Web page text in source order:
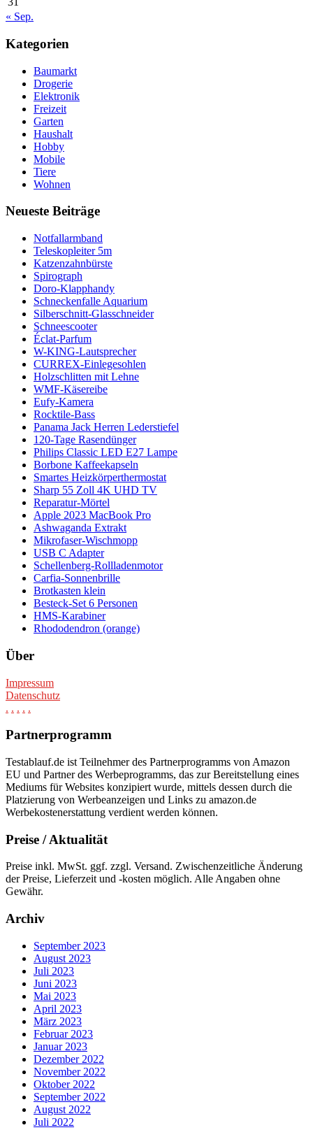
« Sep.
Kategorien
Baumarkt
Drogerie
Elektronik
Freizeit
Garten
Haushalt
Hobby
Mobile
Tiere
Wohnen
Neueste Beiträge
Notfallarmband
Teleskopleiter 5m
Katzenzahnbürste
Spirograph
Doro-Klapphandy
Schneckenfalle Aquarium
Silberschnitt-Glasschneider
Schneescooter
Éclat-Parfum
W-KING-Lautsprecher
CURREX-Einlegesohlen
Holzschlitten mit Lehne
WMF-Käsereibe
Eufy-Kamera
Rocktile-Bass
Panama Jack Herren Lederstiefel
120-Tage Rasendünger
Philips Classic LED E27 Lampe
Borbone Kaffeekapseln
Smartes Heizkörperthermostat
Sharp 55 Zoll 4K UHD TV
Reparatur-Mörtel
Apple 2023 MacBook Pro
Ashwaganda Extrakt
Mikrofaser-Wischmopp
USB C Adapter
Schellenberg-Rollladenmotor
Carfia-Sonnenbrille
Brotkasten klein
Besteck-Set 6 Personen
HMS-Karabiner
Rhododendron (orange)
Über
Impressum
Datenschutz
. . . . .
Partnerprogramm
Testablauf.de ist Teilnehmer des Partnerprogramms von Amazon
EU und Partner des Werbeprogramms, das zur Bereitstellung eines
Mediums für Websites konzipiert wurde, mittels dessen durch die
Platzierung von Werbeanzeigen und Links zu amazon.de
Werbekostenerstattung verdient werden können.
Preise / Aktualität
Preise inkl. MwSt. ggf. zzgl. Versand. Zwischenzeitliche Änderung
der Preise, Lieferzeit und -kosten möglich. Alle Angaben ohne
Gewähr.
Archiv
September 2023
August 2023
Juli 2023
Juni 2023
Mai 2023
April 2023
März 2023
Februar 2023
Januar 2023
Dezember 2022
November 2022
Oktober 2022
September 2022
August 2022
Juli 2022